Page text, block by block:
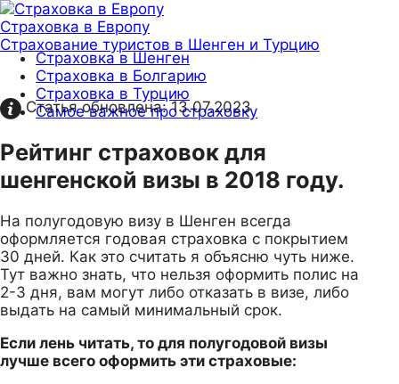
Страховка в Европу
Страхование туристов в Шенген и Турцию
Страховка в Шенген
Страховка в Болгарию
Страховка в Турцию
Самое важное про страховку
Статья обновлена:13.07.2023
Рейтинг страховок для
шенгенской визы в 2018 году.
На полугодовую визу в Шенген всегда
оформляется годовая страховка с покрытием
30 дней. Как это считать я объясню чуть ниже.
Тут важно знать, что нельзя оформить полис на
2-3 дня, вам могут либо отказать в визе, либо
выдать на самый минимальный срок.
Если лень читать, то для полугодовой визы
лучше всего оформить эти страховые: